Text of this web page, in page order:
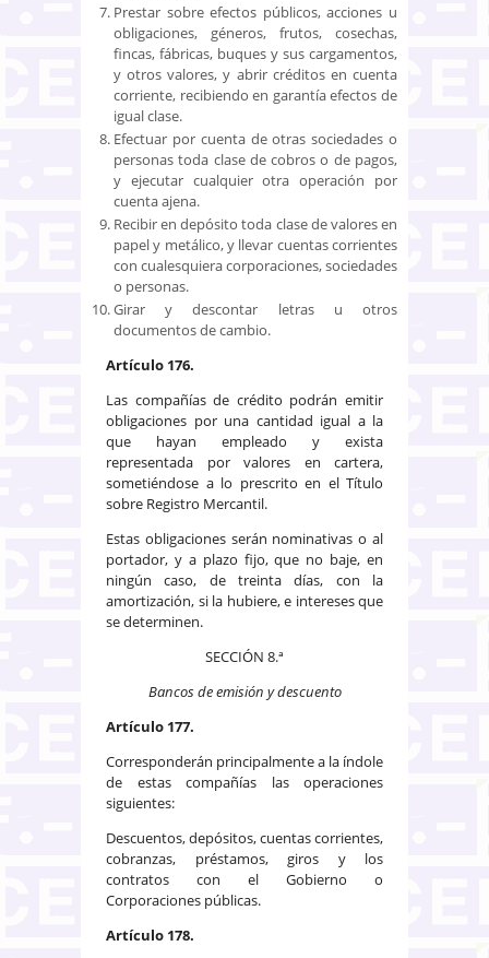
Prestar sobre efectos públicos, acciones u
obligaciones, géneros, frutos, cosechas,
fincas, fábricas, buques y sus cargamentos,
y otros valores, y abrir créditos en cuenta
corriente, recibiendo en garantía efectos de
igual clase.
Efectuar por cuenta de otras sociedades o
personas toda clase de cobros o de pagos,
y ejecutar cualquier otra operación por
cuenta ajena.
Recibir en depósito toda clase de valores en
papel y metálico, y llevar cuentas corrientes
con cualesquiera corporaciones, sociedades
o personas.
Girar y descontar letras u otros
documentos de cambio.
Artículo 176.
Las compañías de crédito podrán emitir
obligaciones por una cantidad igual a la
que hayan empleado y exista
representada por valores en cartera,
sometiéndose a lo prescrito en el Título
sobre Registro Mercantil.
Estas obligaciones serán nominativas o al
portador, y a plazo fijo, que no baje, en
ningún caso, de treinta días, con la
amortización, si la hubiere, e intereses que
se determinen.
SECCIÓN 8.ª
Bancos de emisión y descuento
Artículo 177.
Corresponderán principalmente a la índole
de estas compañías las operaciones
siguientes:
Descuentos, depósitos, cuentas corrientes,
cobranzas, préstamos, giros y los
contratos con el Gobierno o
Corporaciones públicas.
Artículo 178.